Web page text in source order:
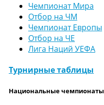
Чемпионат Мира
Отбор на ЧМ
Чемпионат Европы
Отбор на ЧЕ
Лига Наций УЕФА
Турнирные таблицы
Национальные чемпионаты